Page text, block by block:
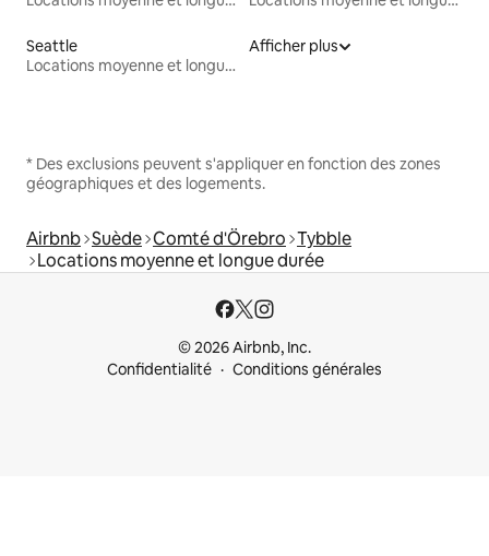
Seattle
Locations moyenne et longue durée
Afficher plus
* Des exclusions peuvent s'appliquer en fonction des zones
géographiques et des logements.
Airbnb Suède Comté d'Örebro Tybble
Locations moyenne et longue durée
© 2026 Airbnb, Inc.
Confidentialité
Conditions générales